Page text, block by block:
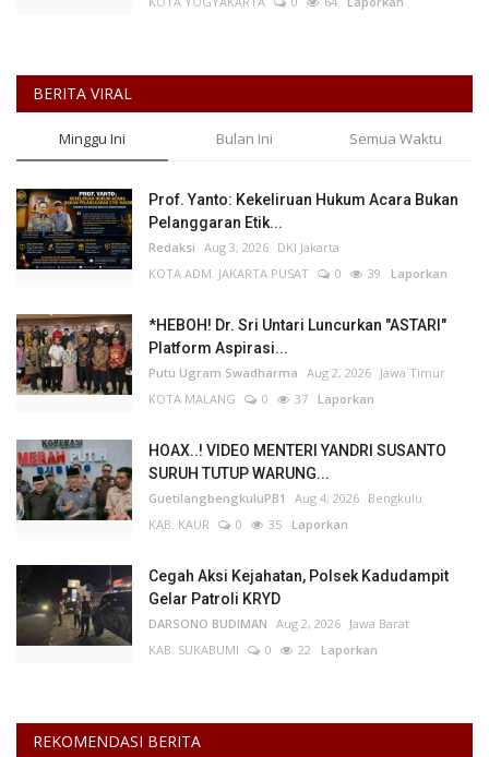
BERITA VIRAL
Minggu Ini Bulan Ini Semua Waktu
Prof. Yanto: Kekeliruan Hukum Acara Bukan
Pelanggaran Etik...
Redaksi Aug 3, 2026 DKI Jakarta
KOTA ADM. JAKARTA PUSAT
0 39 Laporkan
*HEBOH! Dr. Sri Untari Luncurkan "ASTARI"
Platform Aspirasi...
Putu Ugram Swadharma Aug 2, 2026 Jawa Timur
KOTA MALANG
0 37 Laporkan
HOAX..! VIDEO MENTERI YANDRI SUSANTO
SURUH TUTUP WARUNG...
GuetilangbengkuluPB1 Aug 4, 2026 Bengkulu
KAB. KAUR
0 35 Laporkan
Cegah Aksi Kejahatan, Polsek Kadudampit
Gelar Patroli KRYD
DARSONO BUDIMAN Aug 2, 2026 Jawa Barat
KAB. SUKABUMI
0 22 Laporkan
REKOMENDASI BERITA